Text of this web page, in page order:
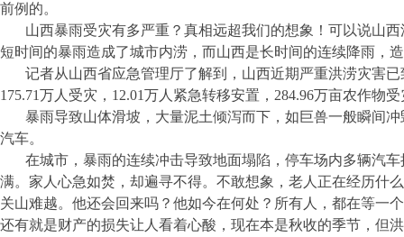
前例的。
山西暴雨受灾有多严重？真相远超我们的想象！可以说山
短时间的暴雨造成了城市内涝，而山西是长时间的连续降雨，
记者从山西省应急管理厅了解到，山西近期严重洪涝灾害已
175.71万人受灾，12.01万人紧急转移安置，284.96万亩农作物
暴雨导致山体滑坡，大量泥土倾泻而下，如巨兽一般瞬间
汽车。
在城市，暴雨的连续冲击导致地面塌陷，停车场内多辆汽
满。家人心急如焚，却遍寻不得。不敢想象，老人正在经历什
关山难越。他还会回来吗？他如今在何处？所有人，都在等一
还有就是财产的损失让人看着心酸，现在本是秋收的季节，但